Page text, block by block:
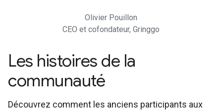
Olivier Pouillon
CEO et cofondateur, Gringgo
Les histoires de la
communauté
Découvrez comment les anciens participants aux